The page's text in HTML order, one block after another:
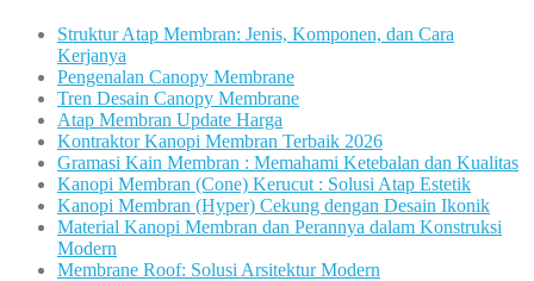
Struktur Atap Membran: Jenis, Komponen, dan Cara
Kerjanya
Pengenalan Canopy Membrane
Tren Desain Canopy Membrane
Atap Membran Update Harga
Kontraktor Kanopi Membran Terbaik 2026
Gramasi Kain Membran : Memahami Ketebalan dan Kualitas
Kanopi Membran (Cone) Kerucut : Solusi Atap Estetik
Kanopi Membran (Hyper) Cekung dengan Desain Ikonik
Material Kanopi Membran dan Perannya dalam Konstruksi
Modern
Membrane Roof: Solusi Arsitektur Modern